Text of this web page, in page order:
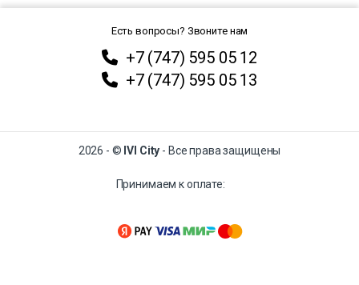
Есть вопросы? Звоните нам
+7 (747) 595 05 12
+7 (747) 595 05 13
2026 - © IVI City - Все права защищены
Принимаем к оплате: